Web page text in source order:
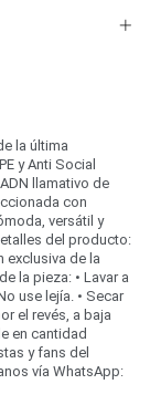
la última
y Anti Social
llamativo de
con
versátil y
del producto:
exclusiva de la
la pieza: • Lavar a
use lejía. • Secar
el revés, a baja
en cantidad
y fans del
vía WhatsApp: